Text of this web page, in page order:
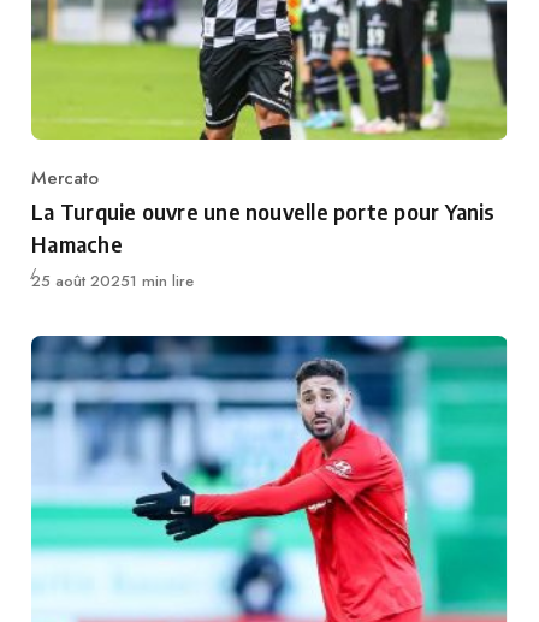
Category
Mercato
La Turquie ouvre une nouvelle porte pour Yanis
Hamache
Publié
25 août 20251 min lire